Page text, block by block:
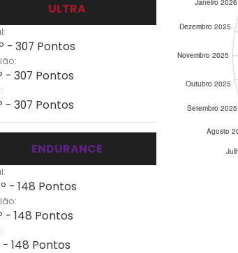
ULTRA
- 307 Pontos
- 307 Pontos
- 307 Pontos
ENDURANCE
- 148 Pontos
- 148 Pontos
- 148 Pontos